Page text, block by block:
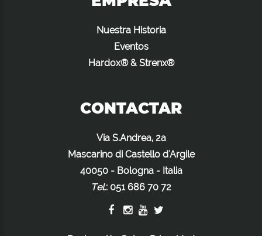
Nuestra Historia
Eventos
Hardox® & Strenx®
CONTACTAR
Via S.Andrea, 2a
Mascarino di Castello d'Argile
40050 - Bologna - Italia
Tel.: 051 686 70 72